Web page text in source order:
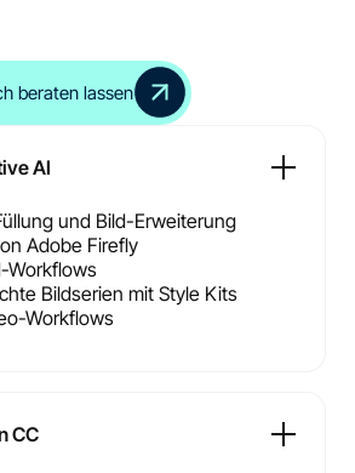
beraten lassen
AI
und Bild-Erweiterung
Adobe Firefly
Workflows
Bildserien mit Style Kits
Workflows
CC